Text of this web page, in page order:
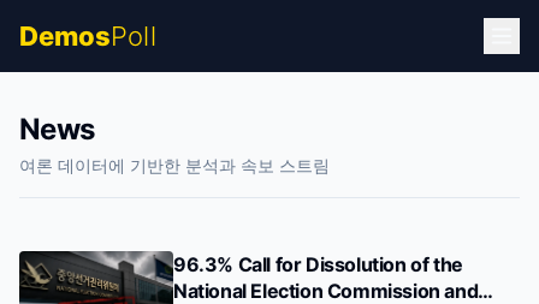
DemosPoll
News
여론 데이터에 기반한 분석과 속보 스트림
96.3% Call for Dissolution of the
National Election Commission and